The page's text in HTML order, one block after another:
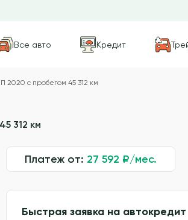
Все авто Кредит
2020 с пробегом 45 312 км
312 км
Платеж от: 27 592 ₽/мес.
Быстрая заявка на автокредит